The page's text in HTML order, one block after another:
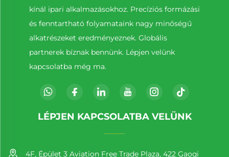
kínál ipari alkalmazásokhoz. Precíziós formázási
és fenntartható folyamataink nagy minőségű
alkatrészeket eredményeznek. Globális
partnerek bíznak bennünk. Lépjen velünk
kapcsolatba még ma.
LÉPJEN KAPCSOLATBA VELÜNK
4F, Épület 3 Aviation Free Trade Plaza, 422 Gaoqi